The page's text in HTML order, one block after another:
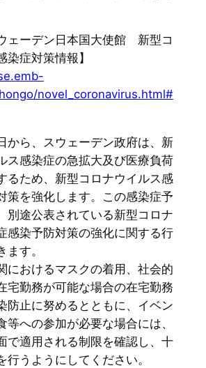
ェーデン日本国大使館 新型コ
染症対策情報】
novel_coronavirus.html#
ら、スウェーデン政府は、新
ス感染症の急拡大及び医療負荷
るため、新型コロナウイルス感
策を強化します。この感染症予
別途公表されている新型コロナ
感染予防対策の強化に関する行
す。
におけるマスクの着用、社会的
宅勤務が可能な場合の在宅勤務
防止に努めるとともに、イベン
等への参加が必要な場合には、
で適用される制限を確認し、十
行うようにしてください。